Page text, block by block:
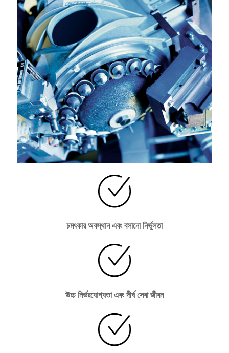
চমৎকার অবস্থান এবং বসানো নির্ভুলতা
উচ্চ নির্ভরযোগ্যতা এবং দীর্ঘ সেবা জীবন